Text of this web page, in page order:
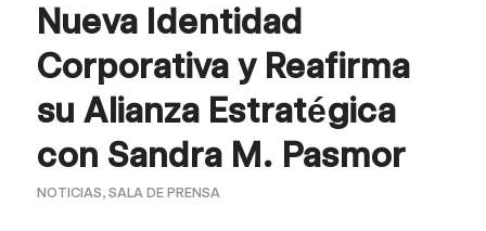
Nueva Identidad
Corporativa y Reafirma
su Alianza Estratégica
con Sandra M. Pasmor
NOTICIAS, SALA DE PRENSA